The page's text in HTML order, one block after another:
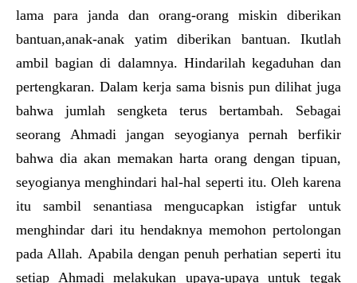
lama para janda dan orang-orang miskin diberikan
bantuan,anak-anak yatim diberikan bantuan. Ikutlah
ambil bagian di dalamnya. Hindarilah kegaduhan dan
pertengkaran. Dalam kerja sama bisnis pun dilihat juga
bahwa jumlah sengketa terus bertambah. Sebagai
seorang Ahmadi jangan seyogianya pernah berfikir
bahwa dia akan memakan harta orang dengan tipuan,
seyogianya menghindari hal-hal seperti itu. Oleh karena
itu sambil senantiasa mengucapkan istigfar untuk
menghindar dari itu hendaknya memohon pertolongan
pada Allah. Apabila dengan penuh perhatian seperti itu
setiap Ahmadi melakukan upaya-upaya untuk tegak